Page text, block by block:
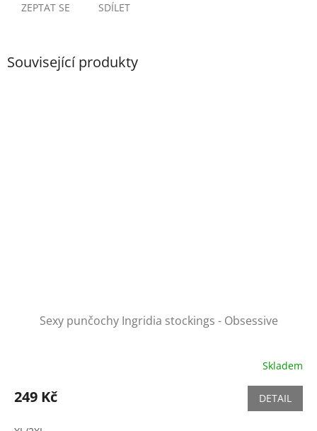
ZEPTAT SE SDÍLET
Související produkty
Sexy punčochy Ingridia stockings - Obsessive
Skladem
249 Kč DETAIL